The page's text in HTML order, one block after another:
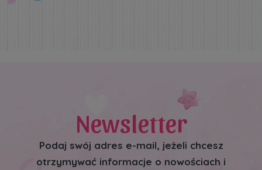
Newsletter
Podaj swój adres e-mail, jeżeli chcesz
otrzymywać informacje o nowościach i